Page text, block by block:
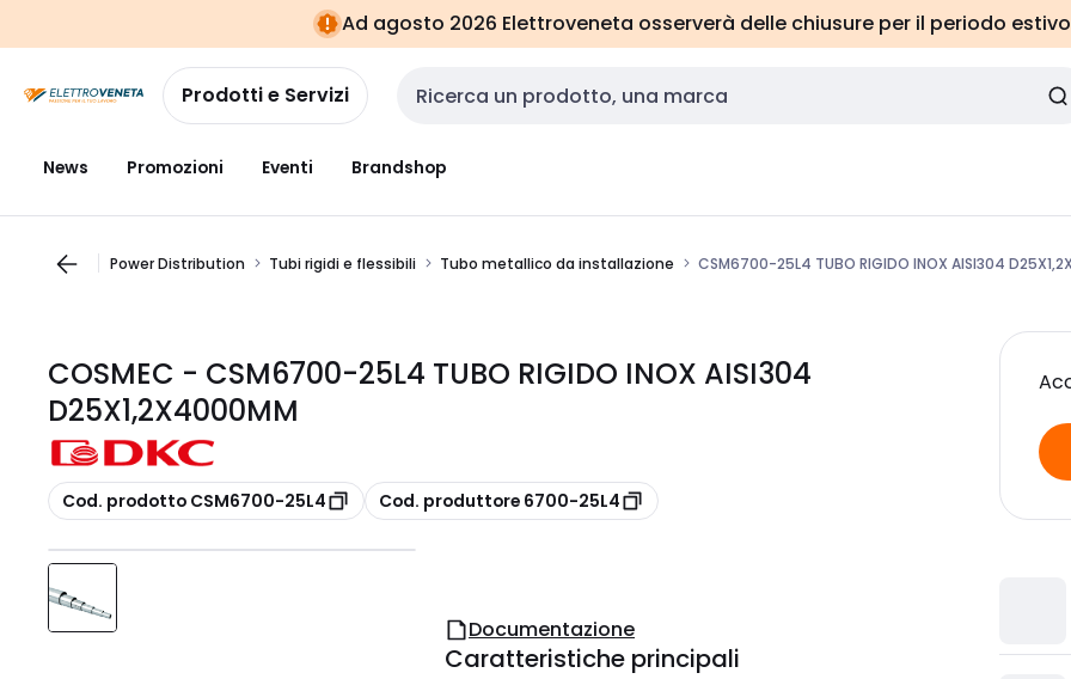
navigazionealla
pagina
Ad agosto 2026 Elettroveneta osserverà delle chiusure per il periodo
Prodotti e Servizi Cerca input
News Promozioni Eventi Brandshop
Power Distribution Tubi rigidi e flessibili Tubo metallico da installazione CSM6700-25L4 TUBO RIGIDO INOX AISI304
COSMEC - CSM6700-25L4 TUBO RIGIDO INOX AISI304
D25X1,2X4000MM
copia
Cod. prodotto CSM6700-25L4 copia
Cod. produttore 6700-25L4
Documentazione
Caratteristiche principali